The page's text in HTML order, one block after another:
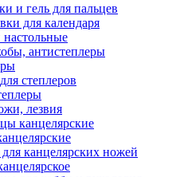
и гель для пальцев
для календаря
настольные
антистеплеры
степлеров
лезвия
канцелярские
канцелярских ножей